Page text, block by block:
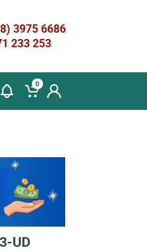
3975 6686
233 253
0
UD